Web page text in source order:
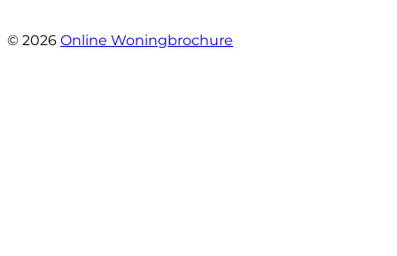
© 2026 Online Woningbrochure